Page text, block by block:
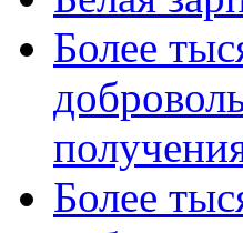
Более
Более